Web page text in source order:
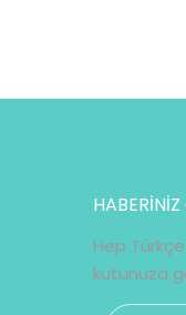
Hep
kutunuza